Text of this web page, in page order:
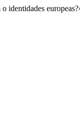
identidades